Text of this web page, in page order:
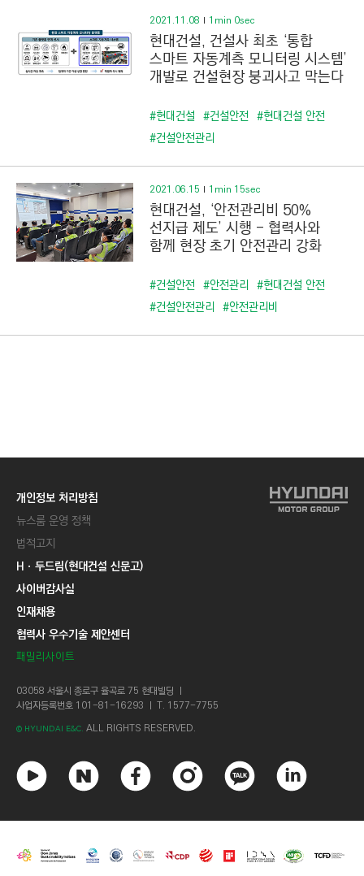
2021.11.08 1min 0sec
현대건설, 건설사 최초 ‘통합
스마트 자동계측 모니터링 시스템’
개발로 건설현장 붕괴사고 막는다
#현대건설 #건설안전 #현대건설 안전
#건설안전관리
2021.06.15 1min 15sec
현대건설, ‘안전관리비 50%
선지급 제도’ 시행 - 협력사와
함께 현장 초기 안전관리 강화
#건설안전 #안전관리 #현대건설 안전
#건설안전관리 #안전관리비
개인정보 처리방침
뉴스룸 운영 정책
법적고지
Hㆍ두드림(현대건설 신문고)
사이버감사실
인재채용
협력사 우수기술 제안센터
패밀리사이트
03058 서울시 종로구 율곡로 75 현대빌딩 ㅣ
사업자등록번호 101-81-16293 ㅣ T. 1577-7755
© HYUNDAI E&C. ALL RIGHTS RESERVED.
튜
브
이
이
스
북
스
타
그
카
오
톡
크
드
인